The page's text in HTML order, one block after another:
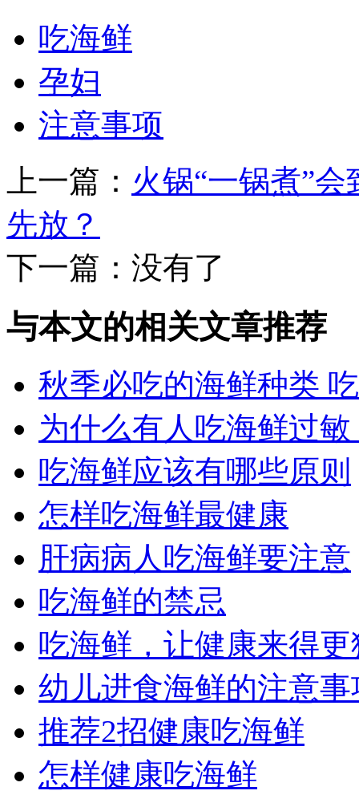
吃海鲜
孕妇
注意事项
上一篇： 火锅“一锅煮”
先放？
下一篇：没有了
与本文的相关文章推荐
秋季必吃的海鲜种类
为什么有人吃海鲜过敏
吃海鲜应该有哪些原则
怎样吃海鲜最健康
肝病病人吃海鲜要注意
吃海鲜的禁忌
吃海鲜，让健康来得
幼儿进食海鲜的注意事
推荐2招健康吃海鲜
怎样健康吃海鲜